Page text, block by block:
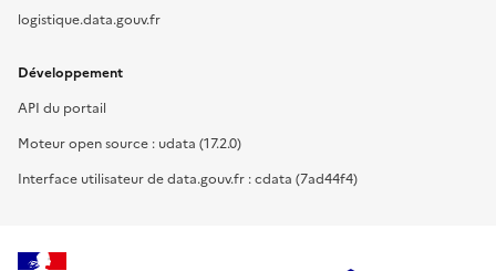
logistique.data.gouv.fr
Développement
API du portail
Moteur open source : udata (17.2.0)
Interface utilisateur de data.gouv.fr : cdata (7ad44f4)